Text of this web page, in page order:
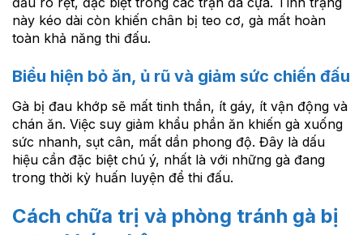
này kéo dài còn khiến chân bị teo cơ, gà mất hoàn
toàn khả năng thi đấu.
Biểu hiện bỏ ăn, ủ rũ và giảm sức chiến đấu
Gà bị đau khớp sẽ mất tinh thần, ít gáy, ít vận động và
chán ăn. Việc suy giảm khẩu phần ăn khiến gà xuống
sức nhanh, sụt cân, mất dần phong độ. Đây là dấu
hiệu cần đặc biệt chú ý, nhất là với những gà đang
trong thời kỳ huấn luyện để thi đấu.
Cách chữa trị và phòng tránh gà bị